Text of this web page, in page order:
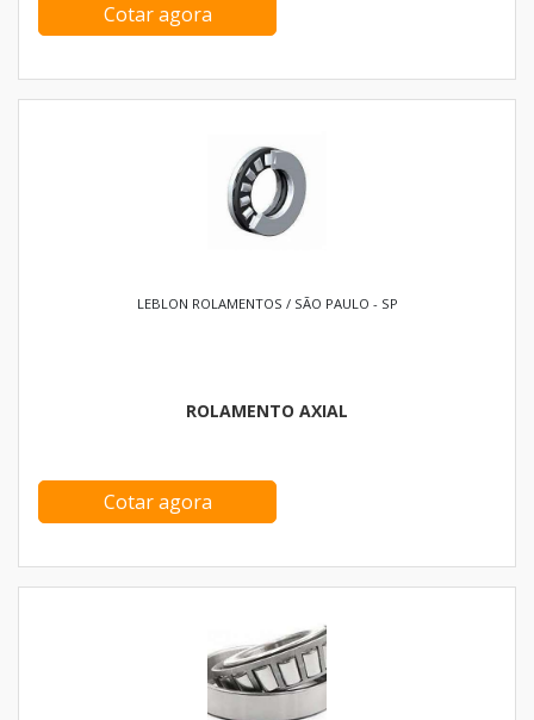
Cotar agora
LEBLON ROLAMENTOS / SÃO PAULO - SP
ROLAMENTO AXIAL
Cotar agora